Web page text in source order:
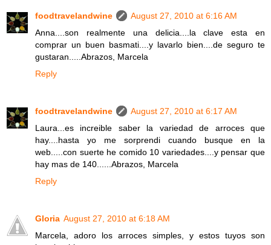
foodtravelandwine
August 27, 2010 at 6:16 AM
Anna....son realmente una delicia....la clave esta en
comprar un buen basmati....y lavarlo bien....de seguro te
gustaran.....Abrazos, Marcela
Reply
foodtravelandwine
August 27, 2010 at 6:17 AM
Laura...es increible saber la variedad de arroces que
hay....hasta yo me sorprendi cuando busque en la
web.....con suerte he comido 10 variedades....y pensar que
hay mas de 140......Abrazos, Marcela
Reply
Gloria August 27, 2010 at 6:18 AM
Marcela, adoro los arroces simples, y estos tuyos son